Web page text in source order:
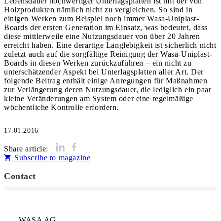
Holzprodukten nämlich nicht zu vergleichen. So sind in
einigen Werken zum Beispiel noch immer Wasa-Uniplast-
Boards der ersten Generation im Einsatz, was bedeutet, dass
diese mittlerweile eine Nutzungsdauer von über 20 Jahren
erreicht haben. Eine derartige Langlebigkeit ist sicherlich nicht
zuletzt auch auf die sorgfältige Reinigung der Wasa-Uniplast-
Boards in diesen Werken zurückzuführen – ein nicht zu
unterschätzender Aspekt bei Unterlagsplatten aller Art. Der
folgende Beitrag enthält einige Anregungen für Maßnahmen
zur Verlängerung deren Nutzungsdauer, die lediglich ein paar
kleine Veränderungen am System oder eine regelmäßige
wöchentliche Kontrolle erfordern.
17.01.2016
Share article:
Subscribe to magazine
Contact